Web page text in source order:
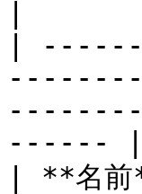
|
------ |
| **名